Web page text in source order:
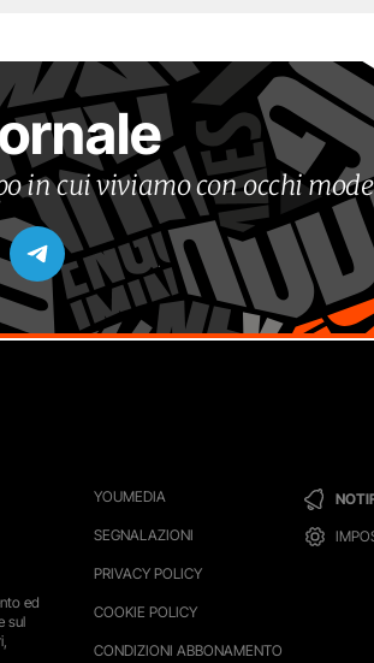
in cui viviamo con occhi
YOUMEDIA
SEGNALAZIONI
PRIVACY POLICY
COOKIE POLICY
CONDIZIONI ABBONAMENTO
ed
sul